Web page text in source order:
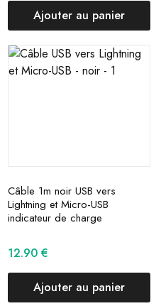
Ajouter au panier
Câble 1m noir USB vers
Lightning et Micro-USB
indicateur de charge
12.90 €
Ajouter au panier